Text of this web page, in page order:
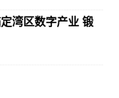
湾区数字产业 锻